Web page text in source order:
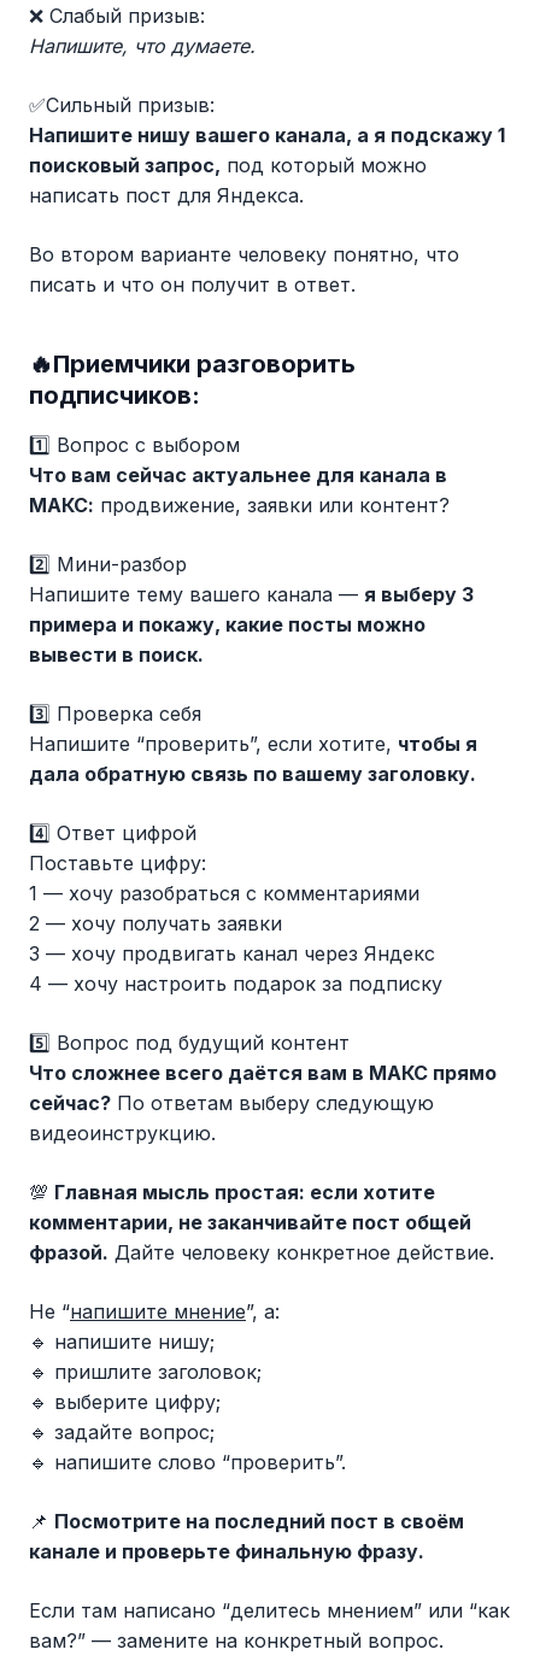
❌ Слабый призыв:
Напишите, что думаете.
✅Сильный призыв:
Напишите нишу вашего канала, а я подскажу 1
поисковый запрос, под который можно
написать пост для Яндекса.
Во втором варианте человеку понятно, что
писать и что он получит в ответ.
🔥Приемчики разговорить
подписчиков:
1️⃣ Вопрос с выбором
Что вам сейчас актуальнее для канала в
МАКС: продвижение, заявки или контент?
2️⃣ Мини-разбор
Напишите тему вашего канала — я выберу 3
примера и покажу, какие посты можно
вывести в поиск.
3️⃣ Проверка себя
Напишите “проверить”, если хотите, чтобы я
дала обратную связь по вашему заголовку.
4️⃣ Ответ цифрой
Поставьте цифру:
1 — хочу разобраться с комментариями
2 — хочу получать заявки
3 — хочу продвигать канал через Яндекс
4 — хочу настроить подарок за подписку
5️⃣ Вопрос под будущий контент
Что сложнее всего даётся вам в МАКС прямо
сейчас? По ответам выберу следующую
видеоинструкцию.
💯 Главная мысль простая: если хотите
комментарии, не заканчивайте пост общей
фразой. Дайте человеку конкретное действие.
Не “напишите мнение”, а:
🔹 напишите нишу;
🔹 пришлите заголовок;
🔹 выберите цифру;
🔹 задайте вопрос;
🔹 напишите слово “проверить”.
📌 Посмотрите на последний пост в своём
канале и проверьте финальную фразу.
Если там написано “делитесь мнением” или “как
вам?” — замените на конкретный вопрос.